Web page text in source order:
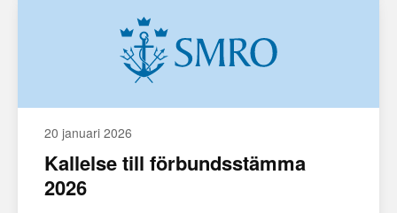
20 januari 2026
Kallelse till förbundsstämma
2026